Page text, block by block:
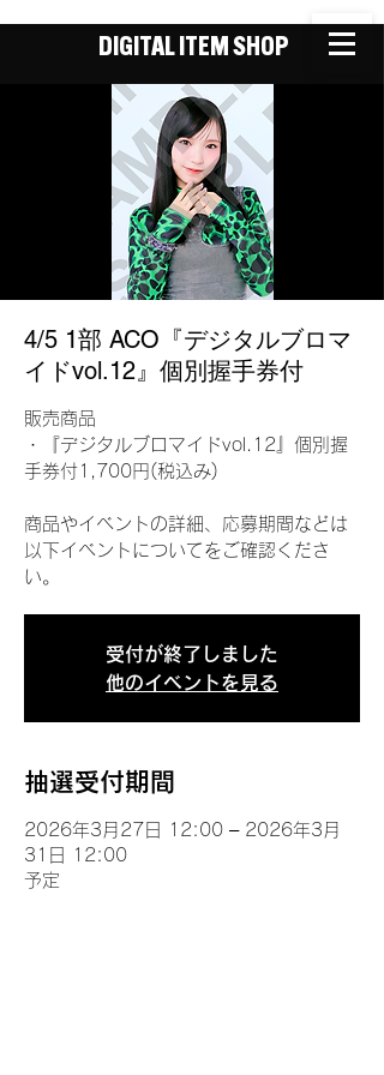
DIGITAL ITEM SHOP
4/5 1部 ACO『デジタルブロマ
イドvol.12』個別握手券付
販売商品
・『デジタルブロマイドvol.12』個別握
手券付1,700円(税込み)
商品やイベントの詳細、応募期間などは
以下イベントについてをご確認くださ
い。
受付が終了しました
他のイベントを見る
抽選受付期間
2026年3月27日 12:00 – 2026年3月
31日 12:00
予定